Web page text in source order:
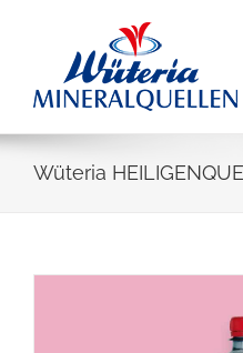
Wüteria